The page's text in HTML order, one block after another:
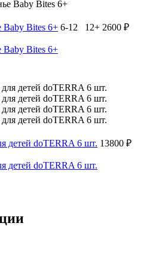
Baby Bites 6+ 6-12 12+ 2600 ₽
Baby Bites 6+
детей doTERRA 6 шт. 13800 ₽
детей doTERRA 6 шт.